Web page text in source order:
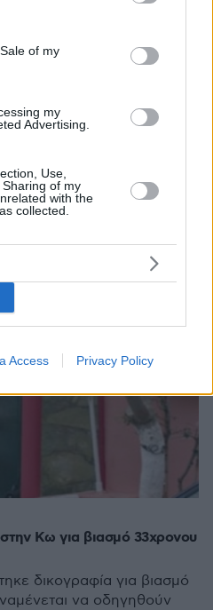
and its third-party tags to
purposes in below Google
of my
my
Advertising.
Use,
of my
with the
collected.
Access Privacy Policy
η γυναίκα είχε κρύψει
παντόφλες με σκοπό να
κρατούμενο κατά τη
Κω για βιασμό 33χρονου
δικογραφία για βιασμό
να οδηγηθούν